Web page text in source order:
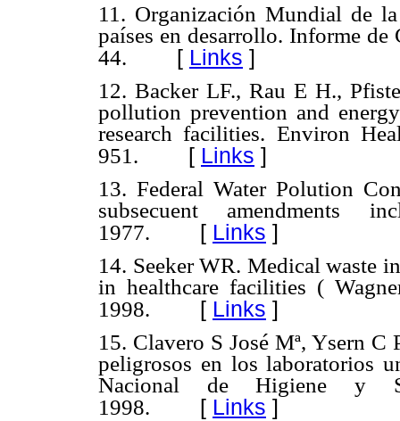
11. Organización Mundial de
países en desarrollo. Informe
44. [ Links ]
12. Backer LF., Rau E H.,
pollution prevention and
research facilities. Environ
951. [ Links ]
13. Federal Water Polution
subsecuent
1977. [ Links ]
14. Seeker WR. Medical waste
in healthcare facilities (
1998. [ Links ]
15. Clavero S José Mª, Ysern
peligrosos en los laboratorios
Nacional de Higiene y
1998. [ Links ]